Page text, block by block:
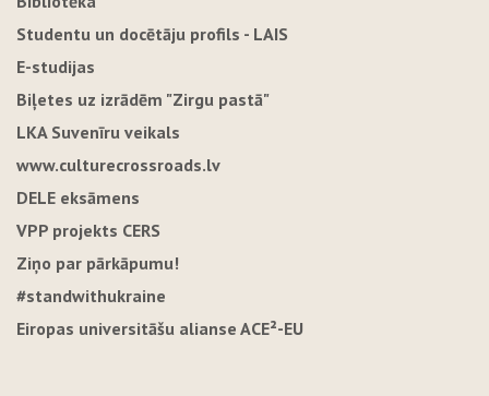
Studentu un docētāju profils - LAIS
E-studijas
Biļetes uz izrādēm "Zirgu pastā"
LKA Suvenīru veikals
www.culturecrossroads.lv
DELE eksāmens
VPP projekts CERS
Ziņo par pārkāpumu!
#standwithukraine
Eiropas universitāšu alianse ACE²-EU